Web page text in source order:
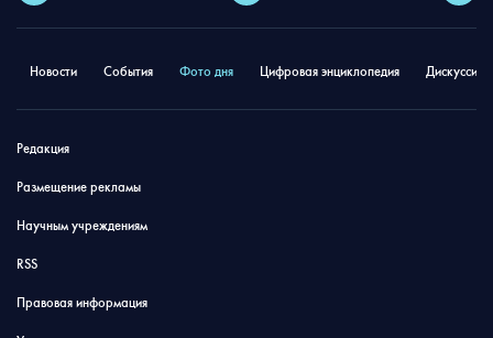
Новости События Фото дня Цифровая энциклопедия
Редакция
Размещение рекламы
Научным учреждениям
RSS
Правовая информация